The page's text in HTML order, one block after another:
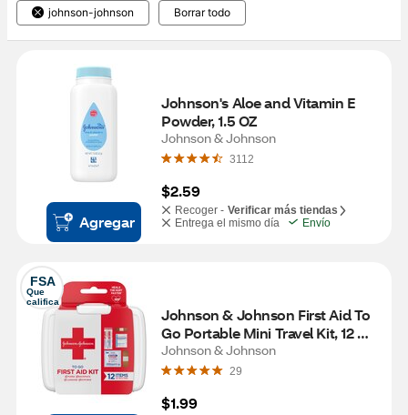
johnson-johnson Borrar todo
Agregar
Johnson's Aloe and Vitamin E
Powder, 1.5 OZ
Johnson & Johnson
3112
$2.59
Recoger - Verificar más tiendas
Entrega el mismo día
Envío
FSA
Que
califica
Johnson & Johnson First Aid To
Go Portable Mini Travel Kit, 12
pieces
Johnson & Johnson
29
$1.99